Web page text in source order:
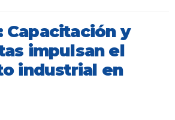
Capacitación y
impulsan el
industrial en